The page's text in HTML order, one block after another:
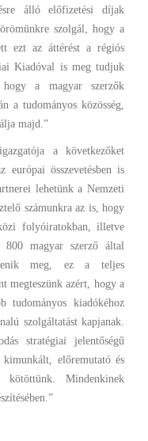
álló előfizetési díjak
szolgál, hogy a
ezt az áttérést a régiós
Kiadóval is meg tudjuk
a magyar szerzők
a tudományos közösség,
majd.”
a következőket
európai összevetésben is
lehetünk a Nemzeti
számunkra az is, hogy
folyóiratokban, illetve
800 magyar szerző által
meg, ez a teljes
megteszünk azért, hogy a
tudományos kiadókéhoz
szolgáltatást kapjanak.
stratégiai jelentőségű
előremutató és
kötöttünk. Mindenkinek